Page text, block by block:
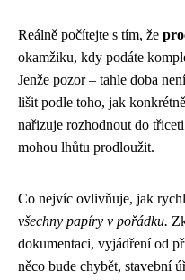
Reálně počítejte s tím, že
okamžiku, kdy podáte
Jenže pozor – tahle doba
lišit podle toho, jak
nařizuje rozhodnout do
mohou lhůtu prodloužit.
Co nejvíc ovlivňuje, jak
všechny papíry v pořádku.
dokumentaci, vyjádření od
něco bude chybět, stavební